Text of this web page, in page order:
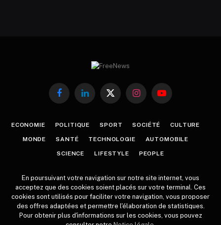
FacebookLinkedInX
InstagramYouTube
ECONOMIE POLITIQUE SPORT SOCIÉTÉ CULTURE
MONDE SANTÉ TECHNOLOGIE AUTOMOBILE
SCIENCE LIFESTYLE PEOPLE
En poursuivant votre navigation sur notre site internet, vous
acceptez que des cookies soient placés sur votre terminal. Ces
cookies sont utilisés pour faciliter votre navigation, vous proposer
des offres adaptées et permettre l'élaboration de statistiques.
Pour obtenir plus d'informations sur les cookies, vous pouvez